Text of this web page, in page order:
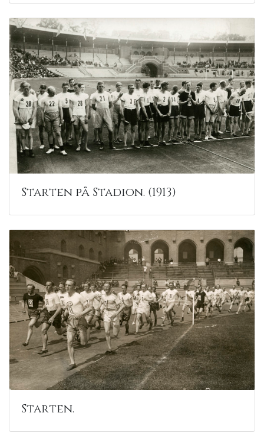
Starten på Stadion. (1913)
Starten.